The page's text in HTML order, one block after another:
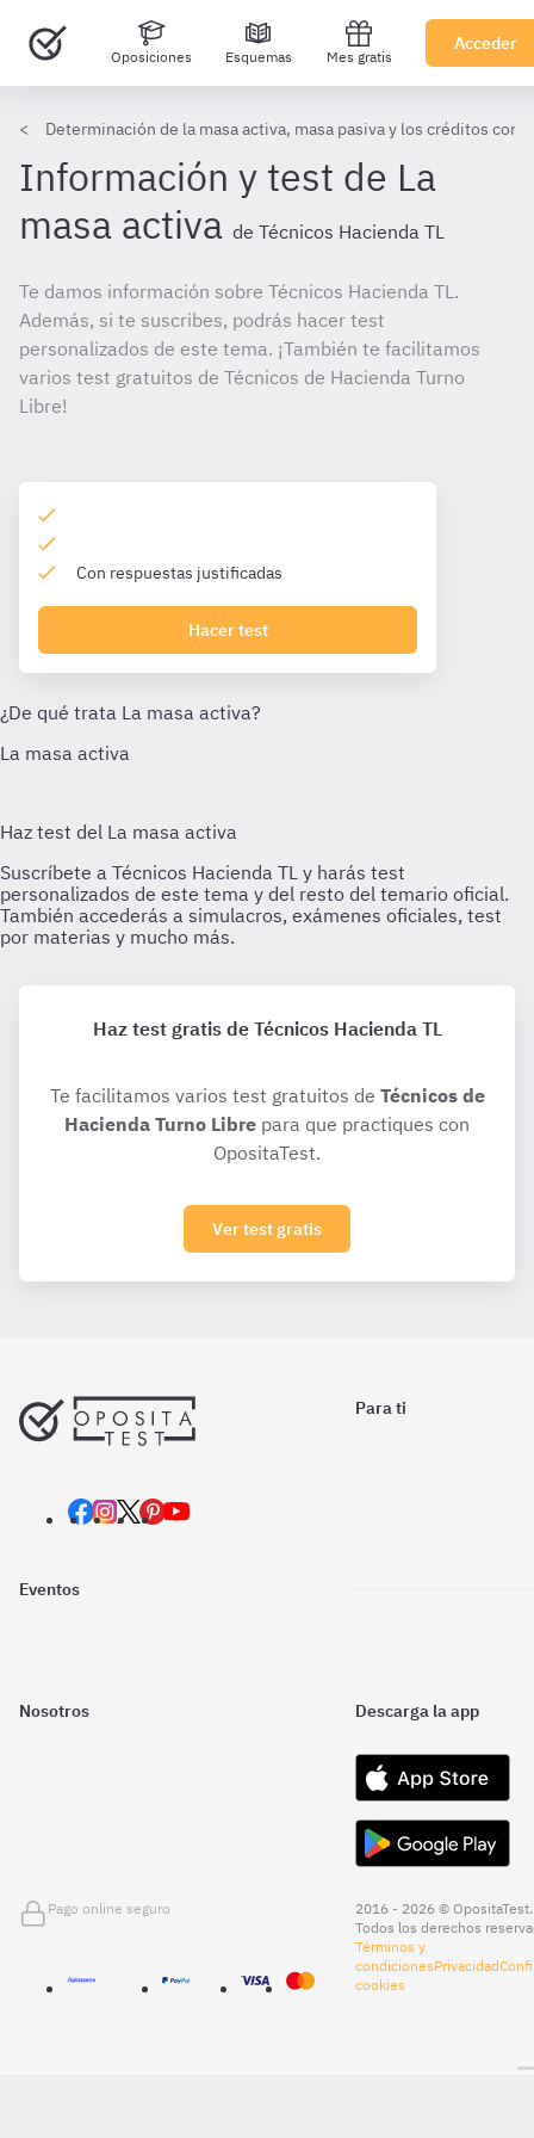
Oposiciones Esquemas Mes gratis
Acceder
Determinación de la masa activa, masa pasiva y los créditos
Información y test de La
masa activa de Técnicos Hacienda TL
Te damos información sobre Técnicos Hacienda TL.
Además, si te suscribes, podrás hacer test
personalizados de este tema. ¡También te facilitamos
varios test gratuitos de Técnicos de Hacienda Turno
Libre!
Con respuestas justificadas
Hacer test
Haz test gratis de Técnicos Hacienda TL
Te facilitamos varios test gratuitos de Técnicos de
Hacienda Turno Libre para que practiques con
OpositaTest.
Ver test gratis
Para ti
Eventos
Nosotros Descarga la app
Pago online seguro
2016 - 2026 © OpositaTest.
Todos los derechos
Términos y
condicionesPrivacidad
cookies